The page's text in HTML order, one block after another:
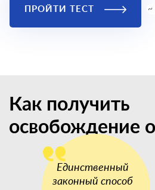
ПРОЙТИ ТЕСТ ~
Как получить
освобождение